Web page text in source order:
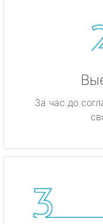
За час до